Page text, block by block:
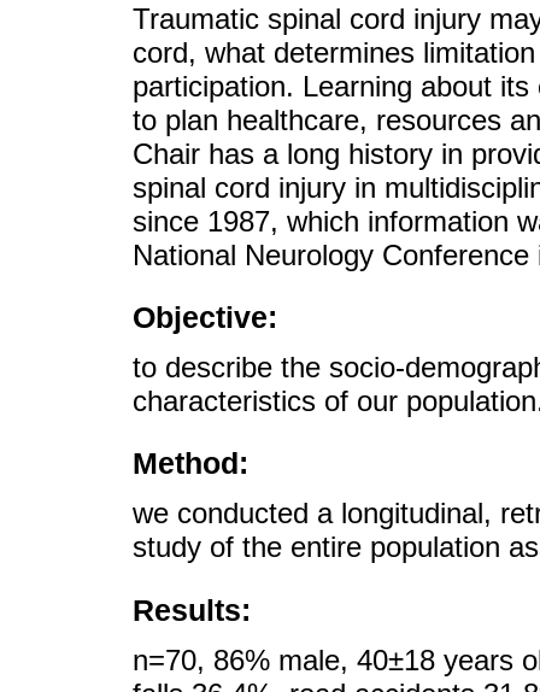
Traumatic spinal cord injury
cord, what determines
participation. Learning about
to plan healthcare, resources
Chair has a long history in
spinal cord injury in
since 1987, which information
National Neurology Conference
Objective:
to describe the socio-
characteristics of our
Method:
we conducted a longitudinal,
study of the entire population
Results:
n=70, 86% male, 40±18 years